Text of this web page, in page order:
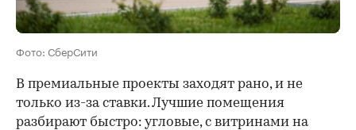
Фото: СберСити
В премиальные проекты заходят рано, и не
только из-за ставки. Лучшие помещения
разбирают быстро: угловые, с витринами на